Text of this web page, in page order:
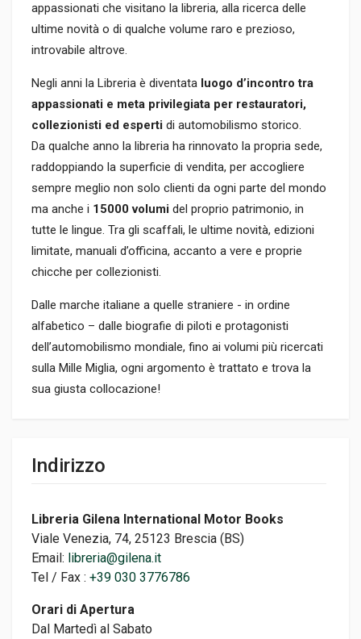
appassionati che visitano la libreria, alla ricerca delle
ultime novità o di qualche volume raro e prezioso,
introvabile altrove.
Negli anni la Libreria è diventata luogo d’incontro tra
appassionati e meta privilegiata per restauratori,
collezionisti ed esperti di automobilismo storico.
Da qualche anno la libreria ha rinnovato la propria sede,
raddoppiando la superficie di vendita, per accogliere
sempre meglio non solo clienti da ogni parte del mondo
ma anche i 15000 volumi del proprio patrimonio, in
tutte le lingue. Tra gli scaffali, le ultime novità, edizioni
limitate, manuali d’officina, accanto a vere e proprie
chicche per collezionisti.
Dalle marche italiane a quelle straniere - in ordine
alfabetico – dalle biografie di piloti e protagonisti
dell’automobilismo mondiale, fino ai volumi più ricercati
sulla Mille Miglia, ogni argomento è trattato e trova la
sua giusta collocazione!
Indirizzo
Libreria Gilena International Motor Books
Viale Venezia, 74, 25123 Brescia (BS)
Email: libreria@gilena.it
Tel / Fax : +39 030 3776786
Orari di Apertura
Dal Martedì al Sabato